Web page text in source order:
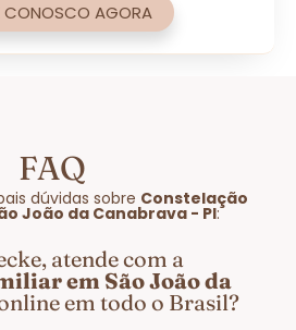
CONOSCO AGORA
FAQ
dúvidas sobre Constelação
João da Canabrava - PI:
atende com a
em São João da
em todo o Brasil?